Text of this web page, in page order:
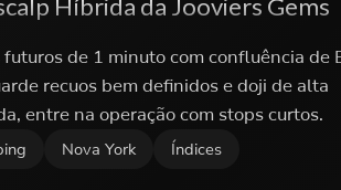
Híbrida da Jooviers Gems
de 1 minuto com confluência de
recuos bem definidos e doji de alta
entre na operação com stops curtos.
Nova York Índices